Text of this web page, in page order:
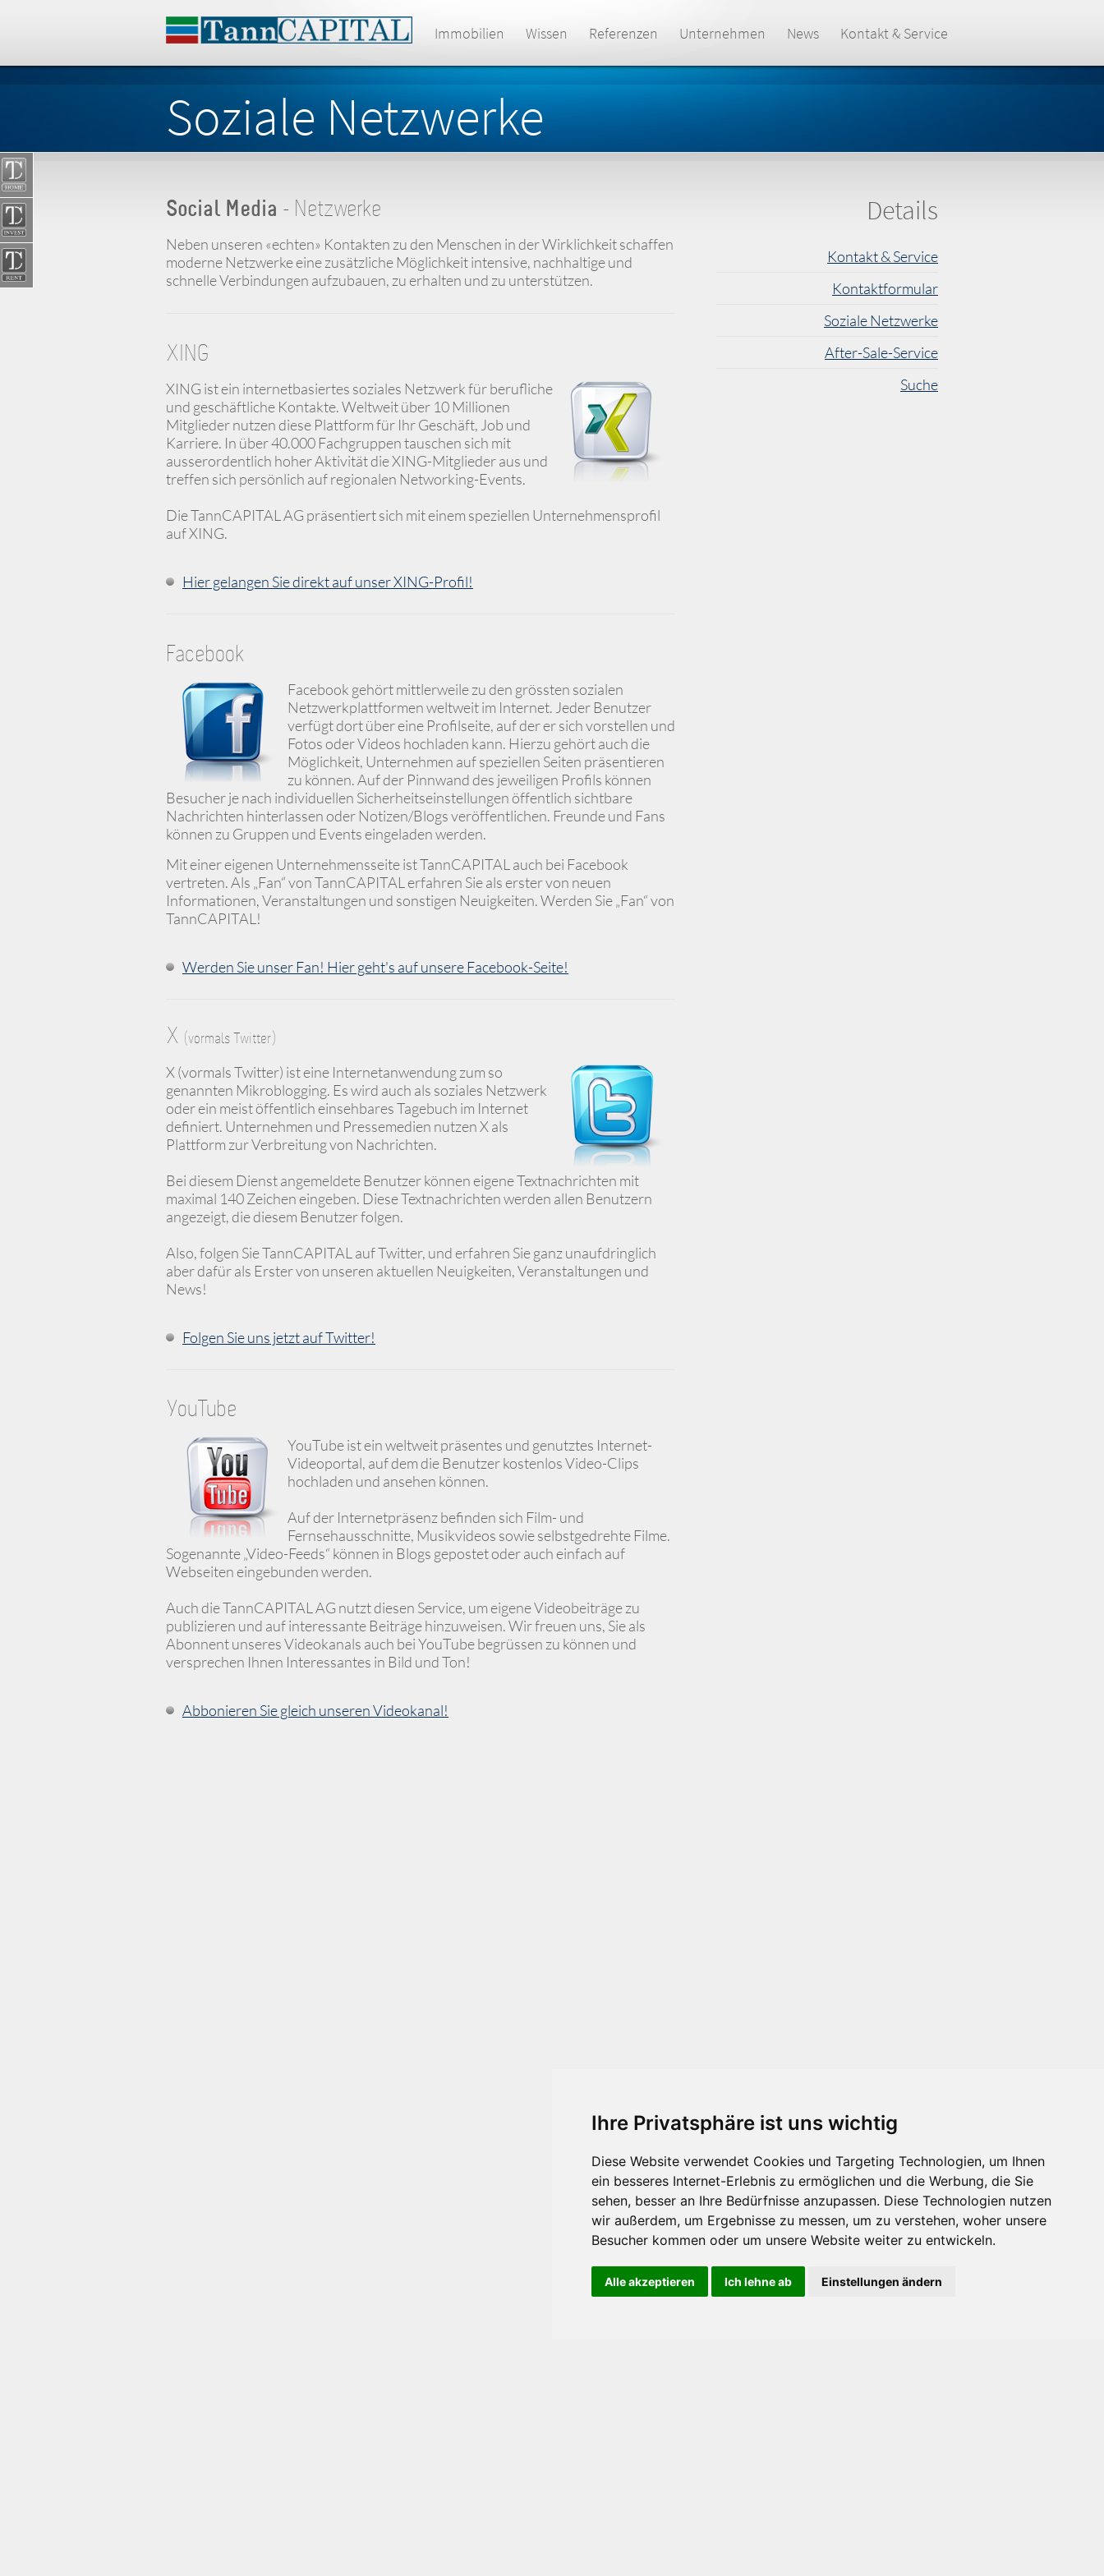
Ihre Privatsphäre ist uns wichtig
Diese Website verwendet Cookies und Targeting Technologien, um Ihnen
ein besseres Internet-Erlebnis zu ermöglichen und die Werbung, die Sie
sehen, besser an Ihre Bedürfnisse anzupassen. Diese Technologien nutzen
wir außerdem, um Ergebnisse zu messen, um zu verstehen, woher unsere
Besucher kommen oder um unsere Website weiter zu entwickeln.
Alle akzeptieren Ich lehne ab Einstellungen ändern
Immobilien Wissen Referenzen Unternehmen News Kontakt & Service
Soziale Netzwerke
Social Media - Netzwerke
Neben unseren «echten» Kontakten zu den Menschen in der Wirklichkeit schaffen
moderne Netzwerke eine zusätzliche Möglichkeit intensive, nachhaltige und
schnelle Verbindungen aufzubauen, zu erhalten und zu unterstützen.
XING
XING ist ein internetbasiertes soziales Netzwerk für berufliche
und geschäftliche Kontakte. Weltweit über 10 Millionen
Mitglieder nutzen diese Plattform für Ihr Geschäft, Job und
Karriere. In über 40.000 Fachgruppen tauschen sich mit
ausserordentlich hoher Aktivität die XING-Mitglieder aus und
treffen sich persönlich auf regionalen Networking-Events.
Die TannCAPITAL AG präsentiert sich mit einem speziellen Unternehmensprofil
auf XING.
Hier gelangen Sie direkt auf unser XING-Profil!
Facebook
Facebook gehört mittlerweile zu den grössten sozialen
Netzwerkplattformen weltweit im Internet. Jeder Benutzer
verfügt dort über eine Profilseite, auf der er sich vorstellen und
Fotos oder Videos hochladen kann. Hierzu gehört auch die
Möglichkeit, Unternehmen auf speziellen Seiten präsentieren
zu können. Auf der Pinnwand des jeweiligen Profils können
Besucher je nach individuellen Sicherheitseinstellungen öffentlich sichtbare
Nachrichten hinterlassen oder Notizen/Blogs veröffentlichen. Freunde und Fans
können zu Gruppen und Events eingeladen werden.
Mit einer eigenen Unternehmensseite ist TannCAPITAL auch bei Facebook
vertreten. Als „Fan“ von TannCAPITAL erfahren Sie als erster von neuen
Informationen, Veranstaltungen und sonstigen Neuigkeiten. Werden Sie „Fan“ von
TannCAPITAL!
Werden Sie unser Fan! Hier geht's auf unsere Facebook-Seite!
X (vormals Twitter)
X (vormals Twitter) ist eine Internetanwendung zum so
genannten Mikroblogging. Es wird auch als soziales Netzwerk
oder ein meist öffentlich einsehbares Tagebuch im Internet
definiert. Unternehmen und Pressemedien nutzen X als
Plattform zur Verbreitung von Nachrichten.
Bei diesem Dienst angemeldete Benutzer können eigene Textnachrichten mit
maximal 140 Zeichen eingeben. Diese Textnachrichten werden allen Benutzern
angezeigt, die diesem Benutzer folgen.
Also, folgen Sie TannCAPITAL auf Twitter, und erfahren Sie ganz unaufdringlich
aber dafür als Erster von unseren aktuellen Neuigkeiten, Veranstaltungen und
News!
Folgen Sie uns jetzt auf Twitter!
YouTube
YouTube ist ein weltweit präsentes und genutztes Internet-
Videoportal, auf dem die Benutzer kostenlos Video-Clips
hochladen und ansehen können.
Auf der Internetpräsenz befinden sich Film- und
Fernsehausschnitte, Musikvideos sowie selbstgedrehte Filme.
Sogenannte „Video-Feeds“ können in Blogs gepostet oder auch einfach auf
Webseiten eingebunden werden.
Auch die TannCAPITAL AG nutzt diesen Service, um eigene Videobeiträge zu
publizieren und auf interessante Beiträge hinzuweisen. Wir freuen uns, Sie als
Abonnent unseres Videokanals auch bei YouTube begrüssen zu können und
versprechen Ihnen Interessantes in Bild und Ton!
Abbonieren Sie gleich unseren Videokanal!
Details
Kontakt & Service
Kontaktformular
Soziale Netzwerke
After-Sale-Service
Suche